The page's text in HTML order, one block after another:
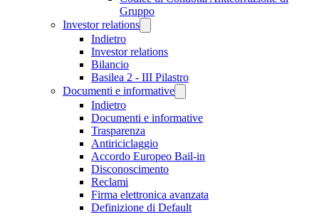
Gruppo
Investor relations
Indietro
Investor relations
Bilancio
Basilea 2 - III Pilastro
Documenti e informative
Indietro
Documenti e informative
Trasparenza
Antiriciclaggio
Accordo Europeo Bail-in
Disconoscimento
Reclami
Firma elettronica avanzata
Definizione di Default